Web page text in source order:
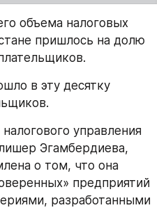
объема налоговых
пришлось на долю
в эту десятку
управления
Эгамбердиева,
о том, что она
предприятий
разработанными